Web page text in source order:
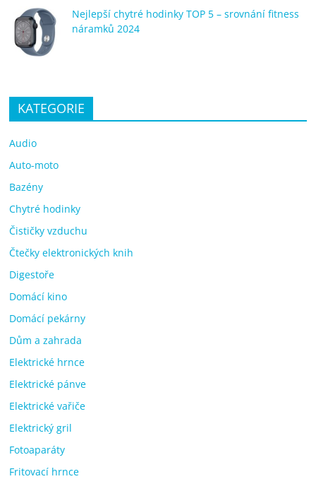
Nejlepší chytré hodinky TOP 5 – srovnání fitness
náramků 2024
KATEGORIE
Audio
Auto-moto
Bazény
Chytré hodinky
Čističky vzduchu
Čtečky elektronických knih
Digestoře
Domácí kino
Domácí pekárny
Dům a zahrada
Elektrické hrnce
Elektrické pánve
Elektrické vařiče
Elektrický gril
Fotoaparáty
Fritovací hrnce